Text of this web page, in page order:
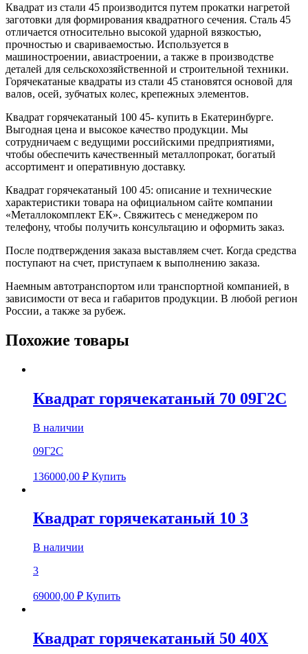
Квадрат из стали 45 производится путем прокатки нагретой
заготовки для формирования квадратного сечения. Сталь 45
отличается относительно высокой ударной вязкостью,
прочностью и свариваемостью. Используется в
машиностроении, авиастроении, а также в производстве
деталей для сельскохозяйственной и строительной техники.
Горячекатаные квадраты из стали 45 становятся основой для
валов, осей, зубчатых колес, крепежных элементов.
Квадрат горячекатаный 100 45- купить в Екатеринбурге.
Выгодная цена и высокое качество продукции. Мы
сотрудничаем с ведущими российскими предприятиями,
чтобы обеспечить качественный металлопрокат, богатый
ассортимент и оперативную доставку.
Квадрат горячекатаный 100 45: описание и технические
характеристики товара на официальном сайте компании
«Металлокомплект ЕК». Свяжитесь с менеджером по
телефону, чтобы получить консультацию и оформить заказ.
После подтверждения заказа выставляем счет. Когда средства
поступают на счет, приступаем к выполнению заказа.
Наемным автотранспортом или транспортной компанией, в
зависимости от веса и габаритов продукции. В любой регион
России, а также за рубеж.
Похожие товары
Квадрат горячекатаный 70 09Г2С
В наличии
09Г2С
136000,00 ₽ Купить
Квадрат горячекатаный 10 3
В наличии
3
69000,00 ₽ Купить
Квадрат горячекатаный 50 40Х